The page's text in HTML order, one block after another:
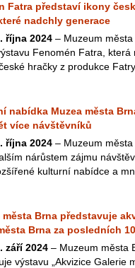
Fatra představí ikony
nadchly generace
října 2024 – Muzeum
Fenomén Fatra,
hračky z produkce Fatry
nabídka Muzea města
více návštěvníků
října 2024 – Muzeum
nárůstem zájmu
kulturní nabídce a
města Brna představuje
Brna za posledních
září 2024 – Muzeum města
výstavu „Akvizice Galerie